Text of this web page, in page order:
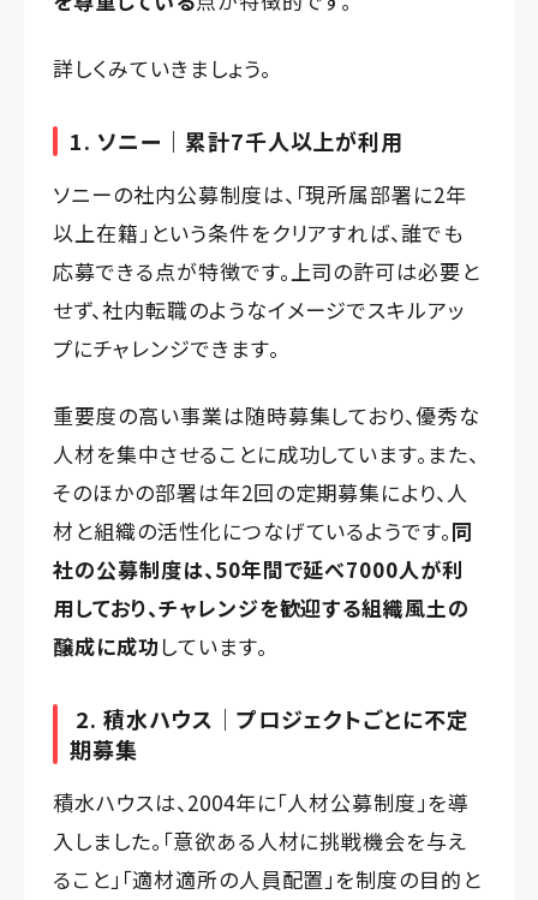
詳しくみていきましょう。
1. ソニー｜累計7千人以上が利用
ソニーの社内公募制度は、「現所属部署に2年
以上在籍」という条件をクリアすれば、誰でも
応募できる点が特徴です。上司の許可は必要と
せず、社内転職のようなイメージでスキルアッ
プにチャレンジできます。
重要度の高い事業は随時募集しており、優秀な
人材を集中させることに成功しています。また、
そのほかの部署は年2回の定期募集により、人
材と組織の活性化につなげているようです。同
社の公募制度は、50年間で延べ7000人が利
用しており、チャレンジを歓迎する組織風土の
醸成に成功 しています。
2. 積水ハウス｜プロジェクトごとに不定
期募集
積水ハウスは、2004年に「人材公募制度」を導
入しました。「意欲ある人材に挑戦機会を与え
ること」「適材適所の人員配置」を制度の目的と